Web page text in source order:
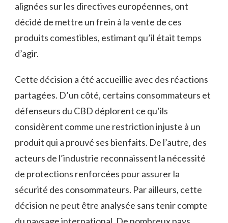
alignées sur les directives européennes, ont
décidé de mettre un frein à la vente de ces
produits comestibles, estimant qu’il était temps
d’agir.
Cette décision a été accueillie avec des réactions
partagées. D’un côté, certains consommateurs et
défenseurs du CBD déplorent ce qu’ils
considèrent comme une restriction injuste à un
produit qui a prouvé ses bienfaits. De l’autre, des
acteurs de l’industrie reconnaissent la nécessité
de protections renforcées pour assurer la
sécurité des consommateurs. Par ailleurs, cette
décision ne peut être analysée sans tenir compte